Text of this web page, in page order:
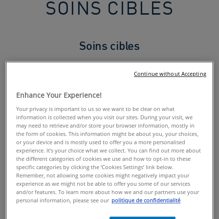
SOINS CIBLÉS
Soins cibles
3 céramides essentielset del’acide
hyaluroniquepour hydrater et restaurer la barrière
cutanée. Pour traiter les problématiques de peau
spécifiques et localisées, des ingrédients comme la
niacinamide ou de l’acide salicylique (BHA) enrichissent
nos formules pour apaiser et aider à lisser le grain de
peau. Testés sous contrôle dermatologique, ils sont sans
parfum, hypoallergéniques et non-comédogènes.
Retrouvez nos soins (mains, pieds), notre sérum et soin
anti-imperfections.
Trouvez le soin adapté qui répond à votre besoin
Enhance Your Experience!
Your privacy is important to us so we want to be clear on what
information is collected when you visit our sites. During your visit, we
may need to retrieve and/or store your browser information, mostly in
the form of cookies. This information might be about you, your choices,
or your device and is mostly used to offer you a more personalised
experience. It’s your choice what we collect. You can find out more about
the different categories of cookies we use and how to opt-in to these
specific categories by clicking the ‘Cookies Settings’ link below.
Remember, not allowing some cookies might negatively impact your
experience as we might not be able to offer you some of our services
and/or features. To learn more about how we and our partners use your
personal information, please see our politique de confidentialité
Continue without Accepting